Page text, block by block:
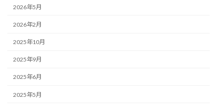
2026年5月
2026年2月
2025年10月
2025年9月
2025年6月
2025年5月